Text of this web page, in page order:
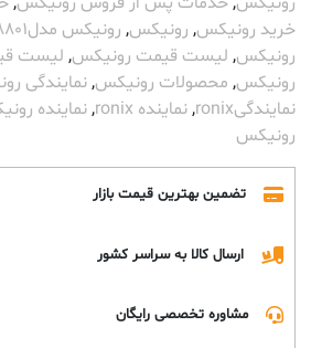
خرید رونیکس, رونیکس, رونیکس مدل8801
رونیکس, لیست قیمت رونیکس, لیست
رونیکس, محصولات رونیکس,نمایندگی
نمایندگیronix
,نماینده ronix ,نماینده
رونیکس
تضمین بهترین قیمت بازار
ارسال کالا به سراسر کشور
مشاوره تخصصی رایگان